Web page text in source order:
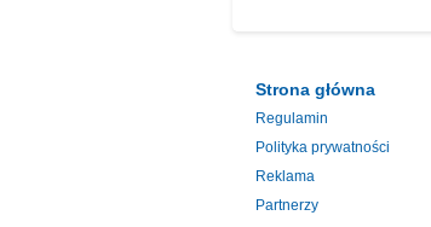
Strona główna
Regulamin
Polityka prywatności
Reklama
Partnerzy